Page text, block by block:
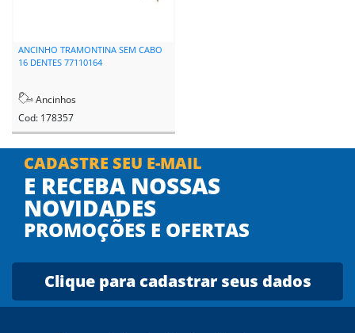
ANCINHO TRAMONTINA SEM CABO
16 DENTES 77110164
Ancinhos
Cod: 178357
CADASTRE SEU E-MAIL
E RECEBA NOSSAS
NOVIDADES
PROMOÇÕES E OFERTAS
Clique para cadastrar seus dados